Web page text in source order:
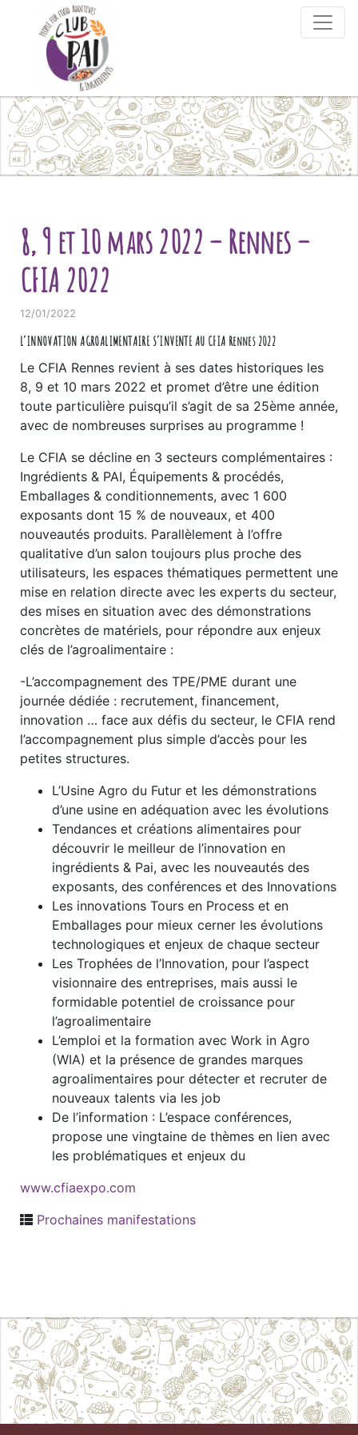
Skip to content
8, 9 et 10 mars 2022 – Rennes –
CFIA 2022
12/01/2022
L’INNOVATION AGROALIMENTAIRE S’INVENTE AU CFIA Rennes 2022
Le CFIA Rennes revient à ses dates historiques les
8, 9 et 10 mars 2022 et promet d’être une édition
toute particulière puisqu’il s’agit de sa 25ème année,
avec de nombreuses surprises au programme !
Le CFIA se décline en 3 secteurs complémentaires :
Ingrédients & PAI, Équipements & procédés,
Emballages & conditionnements, avec 1 600
exposants dont 15 % de nouveaux, et 400
nouveautés produits. Parallèlement à l’offre
qualitative d’un salon toujours plus proche des
utilisateurs, les espaces thématiques permettent une
mise en relation directe avec les experts du secteur,
des mises en situation avec des démonstrations
concrètes de matériels, pour répondre aux enjeux
clés de l’agroalimentaire :
-L’accompagnement des TPE/PME durant une
journée dédiée : recrutement, financement,
innovation … face aux défis du secteur, le CFIA rend
l’accompagnement plus simple d’accès pour les
petites structures.
L’Usine Agro du Futur et les démonstrations
d’une usine en adéquation avec les évolutions
Tendances et créations alimentaires pour
découvrir le meilleur de l’innovation en
ingrédients & Pai, avec les nouveautés des
exposants, des conférences et des Innovations
Les innovations Tours en Process et en
Emballages pour mieux cerner les évolutions
technologiques et enjeux de chaque secteur
Les Trophées de l’Innovation, pour l’aspect
visionnaire des entreprises, mais aussi le
formidable potentiel de croissance pour
l’agroalimentaire
L’emploi et la formation avec Work in Agro
(WIA) et la présence de grandes marques
agroalimentaires pour détecter et recruter de
nouveaux talents via les job
De l’information : L’espace conférences,
propose une vingtaine de thèmes en lien avec
les problématiques et enjeux du
www.cfiaexpo.com
Prochaines manifestations